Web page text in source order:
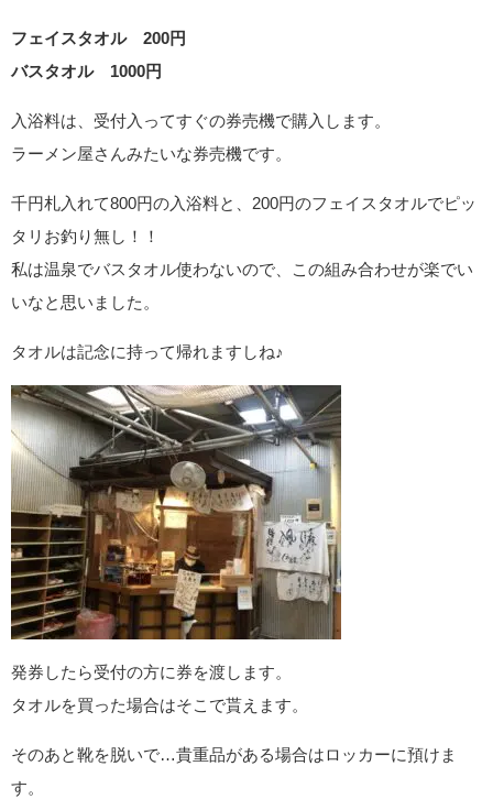
フェイスタオル 200円
バスタオル 1000円
入浴料は、受付入ってすぐの券売機で購入します。
ラーメン屋さんみたいな券売機です。
千円札入れて800円の入浴料と、200円のフェイスタオルでピッ
タリお釣り無し！！
私は温泉でバスタオル使わないので、この組み合わせが楽でい
いなと思いました。
タオルは記念に持って帰れますしね♪
発券したら受付の方に券を渡します。
タオルを買った場合はそこで貰えます。
そのあと靴を脱いで…貴重品がある場合はロッカーに預けま
す。